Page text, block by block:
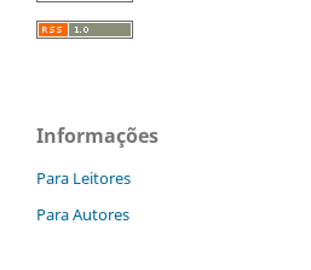
Informações
Para Leitores
Para Autores